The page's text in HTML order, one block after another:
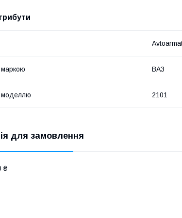
маркою ВАЗ
моделлю 2101
для замовлення
₴